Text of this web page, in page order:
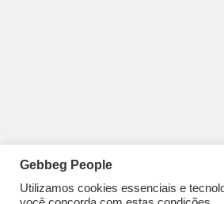
Gebbeg People
Utilizamos cookies essenciais e